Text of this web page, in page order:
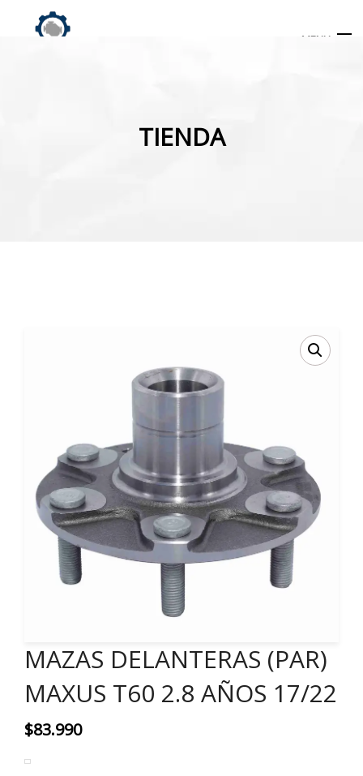
MENU
TIENDA
MAZAS DELANTERAS (PAR)
MAXUS T60 2.8 AÑOS 17/22
$83.990